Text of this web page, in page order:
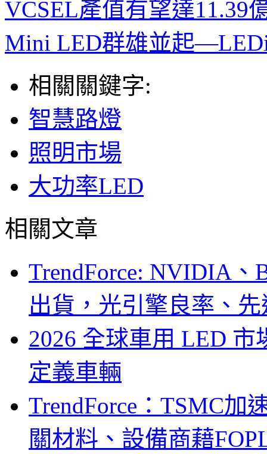
VCSEL產值有望達11.39
Mini LED群雄並起
相關關鍵字:
智慧路燈
照明市場
大功率LED
相關文章
TrendForce: NVIDIA、
出貨，光引擎良率、
2026 全球車用 LED
定義車輛
TrendForce：TSMC加
關材料、設備商藉